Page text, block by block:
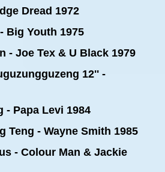
Dread 1972
Big Youth 1975
- Joe Tex & U Black 1979
12'' -
- Papa Levi 1984
Teng - Wayne Smith 1985
- Colour Man & Jackie